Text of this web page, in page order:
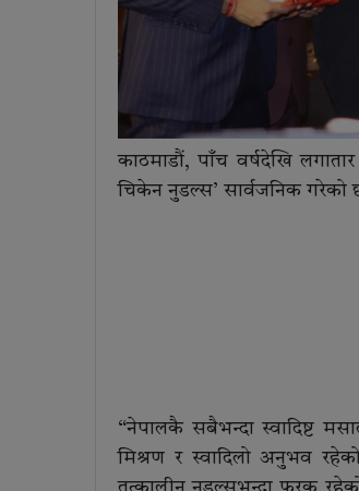
काठमाडौं, पाँच वर्षदेखि
चिकेन नुडल्स’ सार्वजनिक
“नेपालकै सबैभन्दा स्वादिष्ट
मिश्रण र स्वादिलो अनुभव